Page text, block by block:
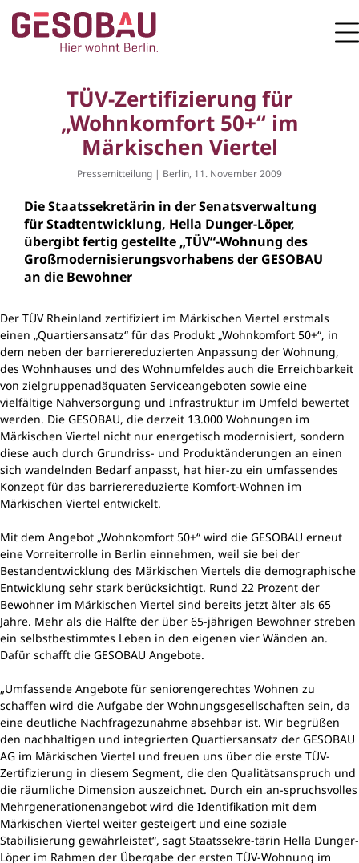
ZUM HAUPTINHALT SPRINGEN
Zur Startseite
TÜV-Zertifizierung für
„Wohnkomfort 50+“ im
Märkischen Viertel
Pressemitteilung | Berlin, 11. November 2009
Die Staatssekretärin in der Senatsverwaltung
für Stadtentwicklung, Hella Dunger-Löper,
übergibt fertig gestellte „TÜV“-Wohnung des
Großmodernisierungsvorhabens der GESOBAU
an die Bewohner
Der TÜV Rheinland zertifiziert im Märkischen Viertel erstmals
einen „Quartiersansatz“ für das Produkt „Wohnkomfort 50+“, in
dem neben der barrierereduzierten Anpassung der Wohnung,
des Wohnhauses und des Wohnumfeldes auch die Erreichbarkeit
von zielgruppenadäquaten Serviceangeboten sowie eine
vielfältige Nahversorgung und Infrastruktur im Umfeld bewertet
werden. Die GESOBAU, die derzeit 13.000 Wohnungen im
Märkischen Viertel nicht nur energetisch modernisiert, sondern
diese auch durch Grundriss- und Produktänderungen an einen
sich wandelnden Bedarf anpasst, hat hier-zu ein umfassendes
Konzept für das barrierereduzierte Komfort-Wohnen im
Märkischen Viertel entwickelt.
Mit dem Angebot „Wohnkomfort 50+“ wird die GESOBAU erneut
eine Vorreiterrolle in Berlin einnehmen, weil sie bei der
Bestandentwicklung des Märkischen Viertels die demographische
Entwicklung sehr stark berücksichtigt. Rund 22 Prozent der
Bewohner im Märkischen Viertel sind bereits jetzt älter als 65
Jahre. Mehr als die Hälfte der über 65-jährigen Bewohner streben
ein selbstbestimmtes Leben in den eigenen vier Wänden an.
Dafür schafft die GESOBAU Angebote.
„Umfassende Angebote für seniorengerechtes Wohnen zu
schaffen wird die Aufgabe der Wohnungsgesellschaften sein, da
eine deutliche Nachfragezunahme absehbar ist. Wir begrüßen
den nachhaltigen und integrierten Quartiersansatz der GESOBAU
AG im Märkischen Viertel und freuen uns über die erste TÜV-
Zertifizierung in diesem Segment, die den Qualitätsanspruch und
die räumliche Dimension auszeichnet. Durch ein an-spruchsvolles
Mehrgenerationenangebot wird die Identifikation mit dem
Märkischen Viertel weiter gesteigert und eine soziale
Stabilisierung gewährleistet“, sagt Staatssekre-tärin Hella Dunger-
Löper im Rahmen der Übergabe der ersten TÜV-Wohnung im